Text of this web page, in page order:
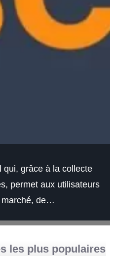
qui, grâce à la collecte
permet aux utilisateurs
marché, de…
les plus populaires